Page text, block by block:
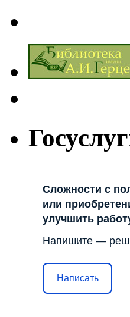
Сложности с
или
улучшить
Напишите —
Написать